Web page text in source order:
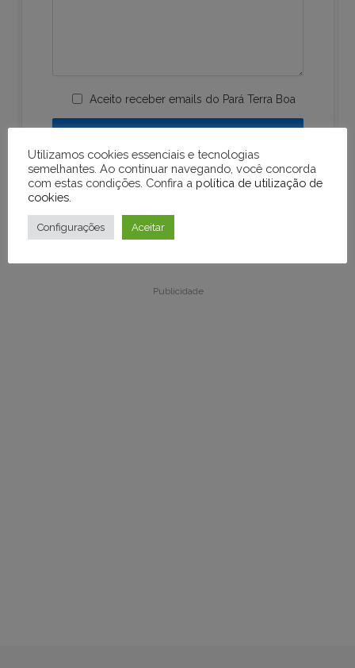
Aceito receber emails do Pará Terra Boa
Publicidade
Publicidade
Utilizamos cookies essenciais e tecnologias
semelhantes. Ao continuar navegando, você concorda
com estas condições. Confira a política de utilização de
cookies
Configurações Aceitar